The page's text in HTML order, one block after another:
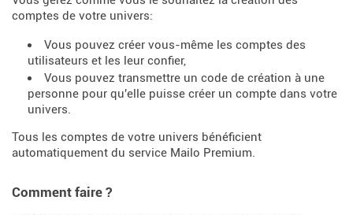
comptes de votre univers:
Vous pouvez créer vous-même les comptes des
utilisateurs et les leur confier,
Vous pouvez transmettre un code de création à une
personne pour qu'elle puisse créer un compte dans votre
univers.
Tous les comptes de votre univers bénéficient
automatiquement du service Mailo Premium.
Comment faire ?